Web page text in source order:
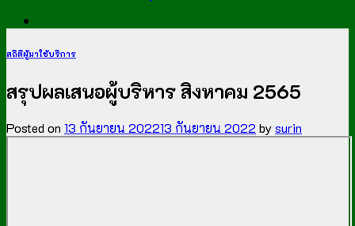
สถิติผู้มาใช้บริการ
สรุปผลเสนอผู้บริหาร สิงหาคม 2565
Posted on 13 กันยายน 202213 กันยายน 2022 bysurin